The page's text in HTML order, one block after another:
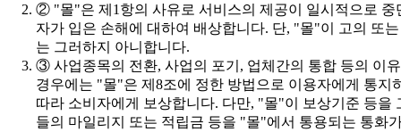
는 그러하지 아니합니다.